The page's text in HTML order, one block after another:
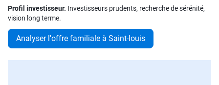
Profil investisseur. Investisseurs prudents, recherche de sérénité,
vision long terme.
Analyser l'offre familiale à Saint-louis